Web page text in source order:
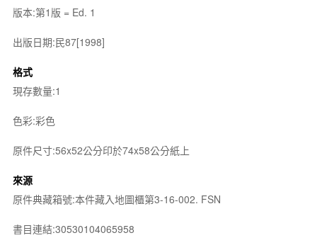
版本:第1版 = Ed. 1
出版日期:民87[1998]
格式
現存數量:1
色彩:彩色
原件尺寸:56x52公分印於74x58公分紙上
來源
原件典藏箱號:本件藏入地圖櫃第3-16-002. FSN
書目連結:30530104065958